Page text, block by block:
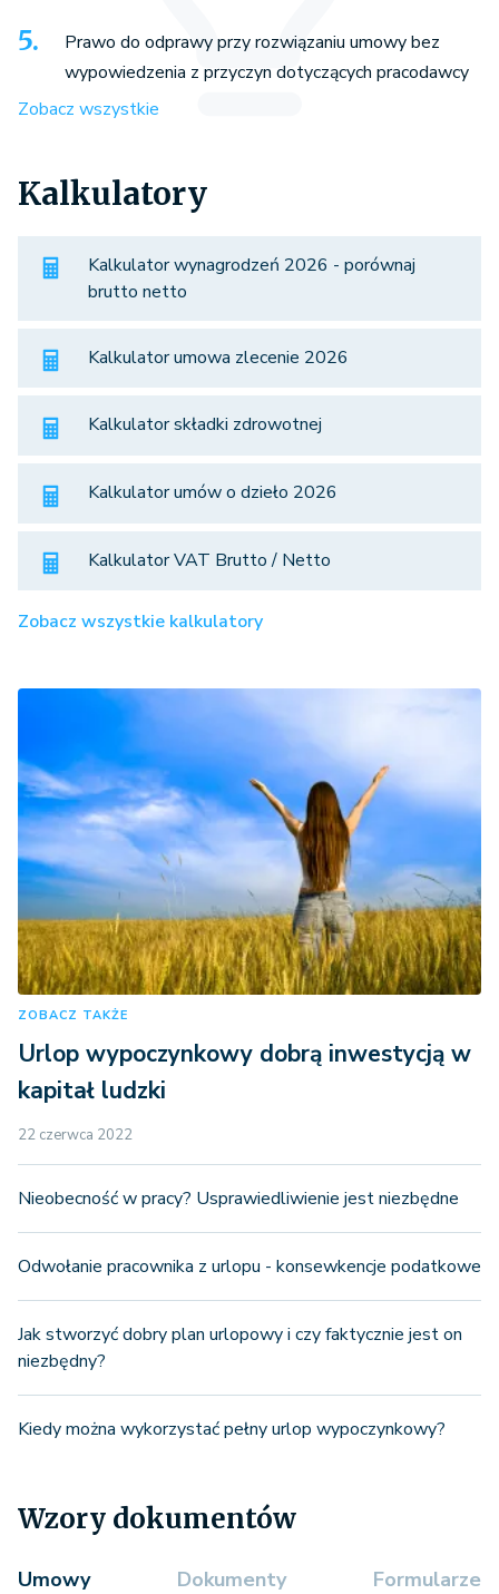
Prawo do odprawy przy rozwiązaniu umowy bez
wypowiedzenia z przyczyn dotyczących pracodawcy
Zobacz wszystkie
Kalkulatory
Kalkulator wynagrodzeń 2026 - porównaj
brutto netto
Kalkulator umowa zlecenie 2026
Kalkulator składki zdrowotnej
Kalkulator umów o dzieło 2026
Kalkulator VAT Brutto / Netto
Zobacz wszystkie kalkulatory
ZOBACZ TAKŻE
Urlop wypoczynkowy dobrą inwestycją w
kapitał ludzki
22 czerwca 2022
Nieobecność w pracy? Usprawiedliwienie jest niezbędne
Odwołanie pracownika z urlopu - konsewkencje podatkowe
Jak stworzyć dobry plan urlopowy i czy faktycznie jest on
niezbędny?
Kiedy można wykorzystać pełny urlop wypoczynkowy?
Wzory dokumentów
Umowy Dokumenty Formularze